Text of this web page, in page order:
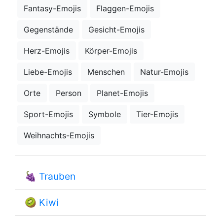
Fantasy-Emojis Flaggen-Emojis
Gegenstände Gesicht-Emojis
Herz-Emojis Körper-Emojis
Liebe-Emojis Menschen Natur-Emojis
Orte Person Planet-Emojis
Sport-Emojis Symbole Tier-Emojis
Weihnachts-Emojis
🍇 Trauben
🥝 Kiwi